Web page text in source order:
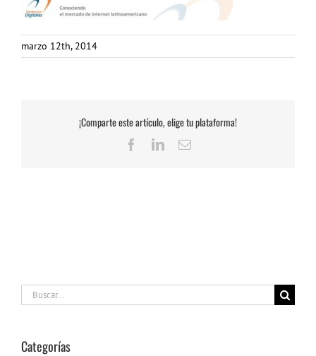
marzo 12th, 2014
¡Comparte este artículo, elige tu plataforma!
Facebook
LinkedInCorreo
Buscar:
Categorías